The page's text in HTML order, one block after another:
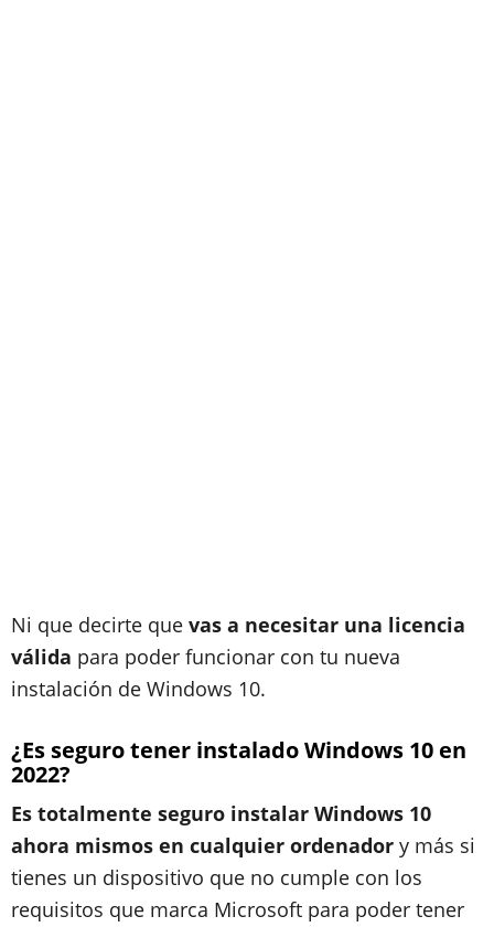
Ni que decirte que vas a necesitar una licencia
válida para poder funcionar con tu nueva
instalación de Windows 10.
¿Es seguro tener instalado Windows 10 en
2022?
Es totalmente seguro instalar Windows 10
ahora mismos en cualquier ordenador y más si
tienes un dispositivo que no cumple con los
requisitos que marca Microsoft para poder tener